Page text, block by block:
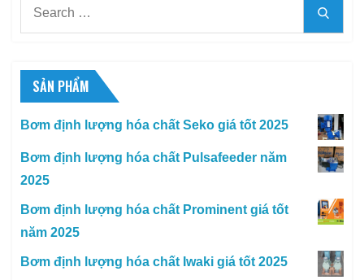
SẢN PHẨM
Bơm định lượng hóa chất Seko giá tốt 2025
Bơm định lượng hóa chất Pulsafeeder năm
2025
Bơm định lượng hóa chất Prominent giá tốt
năm 2025
Bơm định lượng hóa chất Iwaki giá tốt 2025